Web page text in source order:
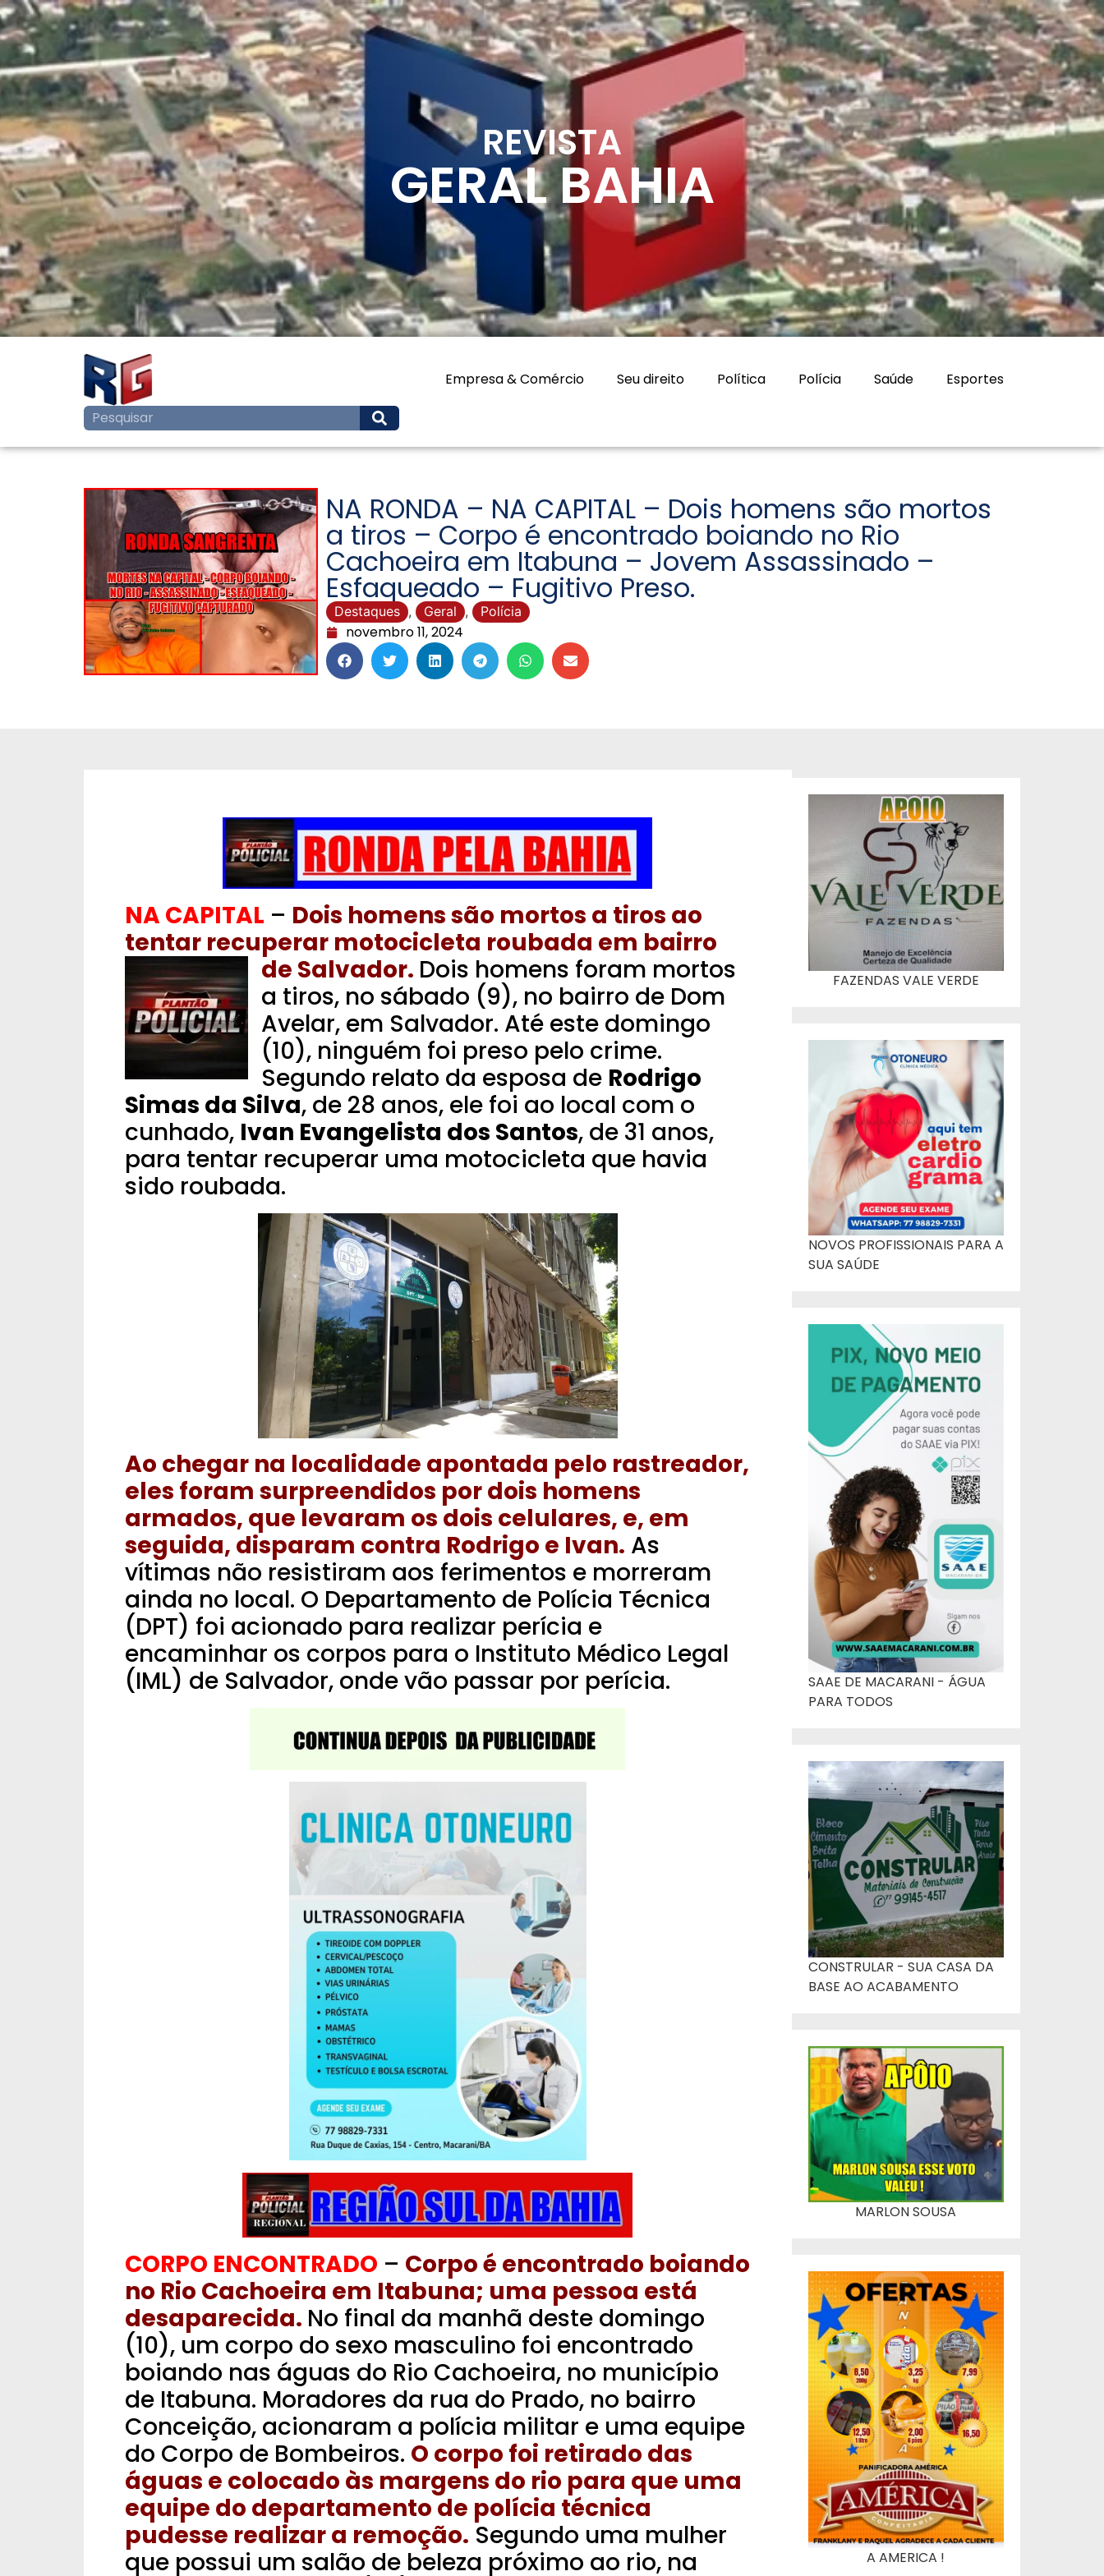
REVISTA
GERAL BAHIA
Empresa & Comércio Seu direito Política Polícia Saúde Esportes
NA RONDA – NA CAPITAL – Dois homens são mortos
a tiros – Corpo é encontrado boiando no Rio
Cachoeira em Itabuna – Jovem Assassinado –
Esfaqueado – Fugitivo Preso.
Destaques , Geral , Polícia
novembro 11, 2024
NA CAPITAL – Dois homens são mortos a tiros ao
tentar recuperar motocicleta roubada em bairro
de Salvador. Dois homens foram mortos
a tiros, no sábado (9), no bairro de Dom
Avelar, em Salvador. Até este domingo
(10), ninguém foi preso pelo crime.
Segundo relato da esposa de Rodrigo
Simas da Silva, de 28 anos, ele foi ao local com o
cunhado, Ivan Evangelista dos Santos, de 31 anos,
para tentar recuperar uma motocicleta que havia
sido roubada.
Ao chegar na localidade apontada pelo rastreador,
eles foram surpreendidos por dois homens
armados, que levaram os dois celulares, e, em
seguida, disparam contra Rodrigo e Ivan. As
vítimas não resistiram aos ferimentos e morreram
ainda no local. O Departamento de Polícia Técnica
(DPT) foi acionado para realizar perícia e
encaminhar os corpos para o Instituto Médico Legal
(IML) de Salvador, onde vão passar por perícia.
CORPO ENCONTRADO – Corpo é encontrado boiando
no Rio Cachoeira em Itabuna; uma pessoa está
desaparecida. No final da manhã deste domingo
(10), um corpo do sexo masculino foi encontrado
boiando nas águas do Rio Cachoeira, no município
de Itabuna. Moradores da rua do Prado, no bairro
Conceição, acionaram a polícia militar e uma equipe
do Corpo de Bombeiros. O corpo foi retirado das
águas e colocado às margens do rio para que uma
equipe do departamento de polícia técnica
pudesse realizar a remoção. Segundo uma mulher
que possui um salão de beleza próximo ao rio, na
FAZENDAS VALE VERDE
NOVOS PROFISSIONAIS PARA A
SUA SAÚDE
SAAE DE MACARANI - ÁGUA
PARA TODOS
CONSTRULAR - SUA CASA DA
BASE AO ACABAMENTO
MARLON SOUSA
A AMERICA !